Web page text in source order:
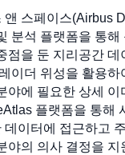
앤 스페이스(Airbus
분석 플랫폼을 통해
점을 둔 지리공간 데
이더 위성을 활용하
야에 필요한 상세 이
플랫폼을 통해
이터에 접근하고
야의 의사 결정을 지